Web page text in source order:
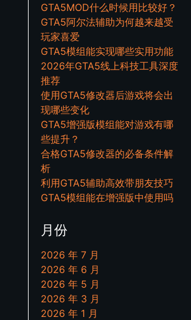
GTA5MOD什么时候用比较好？
GTA5阿尔法辅助为何越来越受
玩家喜爱
GTA5模组能实现哪些实用功能
2026年GTA5线上科技工具深度
推荐
使用GTA5修改器后游戏将会出
现哪些变化
GTA5增强版模组能对游戏有哪
些提升？
合格GTA5修改器的必备条件解
析
利用GTA5辅助高效带朋友技巧
GTA5模组能在增强版中使用吗
月份
2026 年 7 月
2026 年 6 月
2026 年 5 月
2026 年 3 月
2026 年 1 月